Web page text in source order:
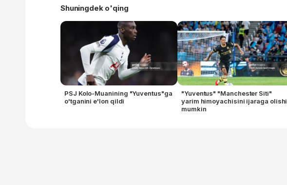
Shuningdek o'qing
PSJ Kolo-Muanining "Yuventus"ga
o'tganini e'lon qildi
"Yuventus" "Manchester Siti"
yarim himoyachisini ijaraga olishi
mumkin